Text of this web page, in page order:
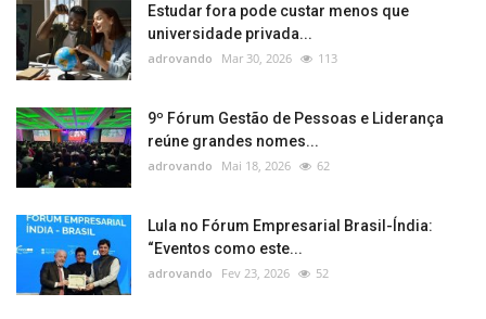
Estudar fora pode custar menos que
universidade privada...
adrovando Mar 30, 2026 113
9º Fórum Gestão de Pessoas e Liderança
reúne grandes nomes...
adrovando Mai 18, 2026 62
Lula no Fórum Empresarial Brasil-Índia:
“Eventos como este...
adrovando Fev 23, 2026 52